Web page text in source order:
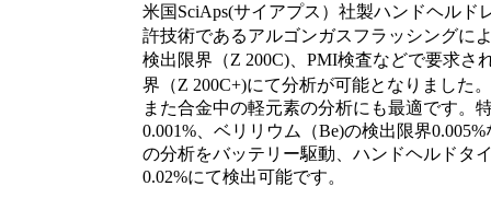
米国SciAps(サイアプス）社製ハンドヘル
許技術であるアルゴンガスフラッシングに
検出限界（Z 200C)、PMI検査などで要求さ
界（Z 200C+)にて分析が可能となりました。
また合金中の軽元素の分析にも最適です。
0.001%、ベリリウム（Be)の検出限界
の分析をバッテリー駆動、ハンドヘルドタ
0.02%にて検出可能です。